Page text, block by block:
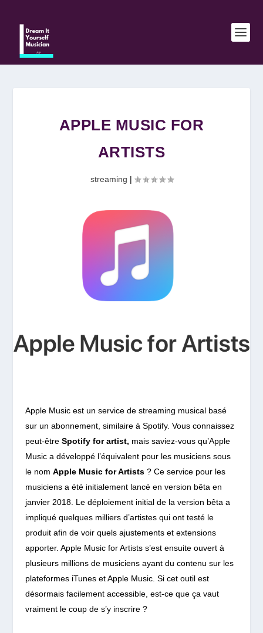
APPLE MUSIC FOR
ARTISTS
streaming |
Apple Music est un service de streaming musical basé
sur un abonnement, similaire à Spotify. Vous connaissez
peut-être Spotify for artist, mais saviez-vous qu’Apple
Music a développé l’équivalent pour les musiciens sous
le nom Apple Music for Artists? Ce service pour les
musiciens a été initialement lancé en version bêta en
janvier 2018. Le déploiement initial de la version bêta a
impliqué quelques milliers d’artistes qui ont testé le
produit afin de voir quels ajustements et extensions
apporter. Apple Music for Artists s’est ensuite ouvert à
plusieurs millions de musiciens ayant du contenu sur les
plateformes iTunes et Apple Music. Si cet outil est
désormais facilement accessible, est-ce que ça vaut
vraiment le coup de s’y inscrire ?